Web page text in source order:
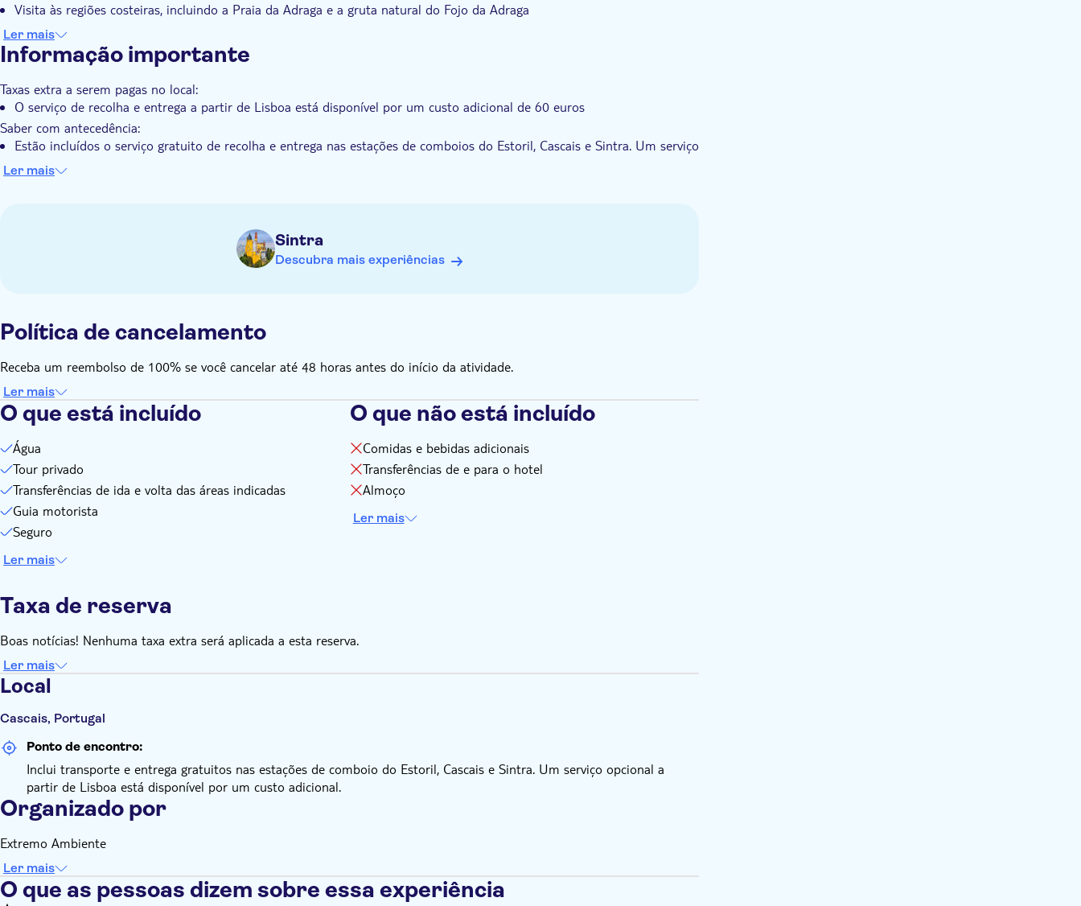
Visita às regiões costeiras, incluindo a Praia da Adraga e a gruta natural do Fojo da Adraga
Esta é a sua oportunidade de estar no Cabo da Roca, o ponto mais ocidental da Europa continental
Ler mais
Informação importante
Taxas extra a serem pagas no local:
O serviço de recolha e entrega a partir de Lisboa está disponível por um custo adicional de 60 euros
Saber com antecedência:
Estão incluídos o serviço gratuito de recolha e entrega nas estações de comboios do Estoril, Cascais e Sintra. Um serviço
opcional a partir de Lisboa está disponível por um custo adicional. Por favor, selecione o ponto de encontro desejado no
momento da reserva
Ler mais
Sintra
Descubra mais experiências
Política de cancelamento
Receba um reembolso de 100% se você cancelar até 48 horas antes do início da atividade.
Ler mais
O que está incluído
Água
Tour privado
Transferências de ida e volta das áreas indicadas
Guia motorista
Seguro
Ler mais
O que não está incluído
Comidas e bebidas adicionais
Transferências de e para o hotel
Almoço
Ler mais
Taxa de reserva
Boas notícias! Nenhuma taxa extra será aplicada a esta reserva.
Ler mais
Local
Cascais, Portugal
Ponto de encontro:
Inclui transporte e entrega gratuitos nas estações de comboio do Estoril, Cascais e Sintra. Um serviço opcional a
partir de Lisboa está disponível por um custo adicional.
Organizado por
Extremo Ambiente
Ler mais
O que as pessoas dizem sobre essa experiência